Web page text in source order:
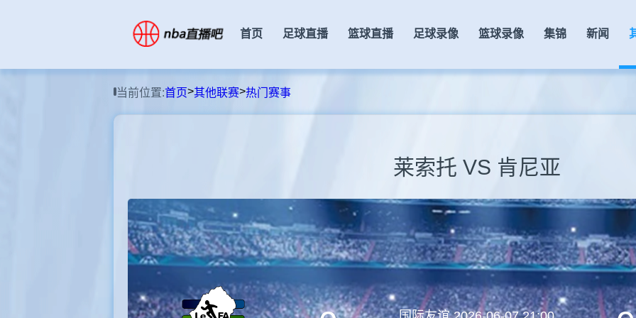
首页 足球直播 篮球直播 足球录像 篮球录像 集锦 新闻
当前位置:首页>其他联赛>热门赛事
莱索托 VS 肯尼亚